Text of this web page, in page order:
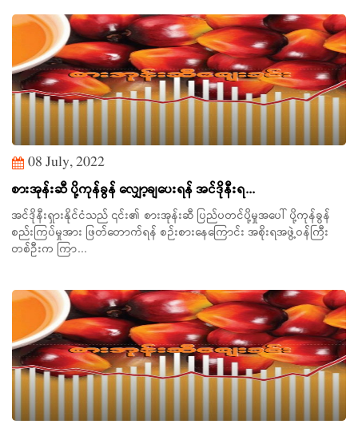
08 July, 2022
စားအုန်းဆီ ပို့ကုန်ခွန် လျှော့ချပေးရန် အင်ဒိုနီးရ...
အင်ဒိုနီးရှားနိုင်ငံသည် ၎င်း၏ စားအုန်းဆီ ပြည်ပတင်ပို့မှုအ‌ပေါ် ပို့ကုန်ခွန်
စည်းကြပ်မှုအား ဖြတ်တောက်ရန် စဉ်းစားနေကြောင်း အစိုးရအဖွဲ့ဝန်ကြီး
တစ်ဦးက ကြာ...